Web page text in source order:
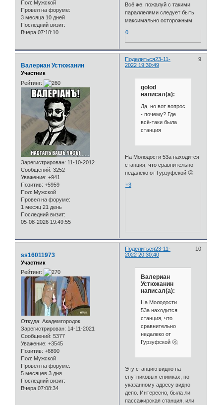
Пол: Мужской
Провел на форуме:
3 месяца 10 дней
Последний визит:
Вчера 07:18:10
Всё же, пожалуй с такими
параллелями следует быть
максимально осторожным.
0
Поделиться 9
23-11-
2022 19:30:49
Валериан Устюжанин
Участник
Рейтинг:
Зарегистрирован: 11-10-2012
Сообщений: 3252
Уважение: +941
Позитив: +5959
Пол: Мужской
Провел на форуме:
1 месяц 21 день
Последний визит:
05-08-2026 19:49:55
golod
написал(а):
Да, но вот вопрос
- почему? Где
всё-таки была
станция
На Молодости 53а находится
станция, что сравнительно
недалеко от Гурзуфской 🤔
+3
Поделиться 10
23-11-
2022 20:30:40
ss16011973
Участник
Рейтинг:
Откуда: Академгородок
Зарегистрирован: 14-11-2021
Сообщений: 5377
Уважение: +3545
Позитив: +6890
Пол: Мужской
Провел на форуме:
5 месяцев 3 дня
Последний визит:
Вчера 07:08:34
Валериан
Устюжанин
написал(а):
На Молодости
53а находится
станция, что
сравнительно
недалеко от
Гурзуфской 🤔
Эту станцию видно на
спутниковых снимках, по
указанному адресу видно
депо. Интересно, была ли
пассажирская станция, или